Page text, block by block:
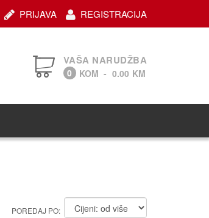
REGISTRACIJA
PRIJAVA
VAŠA NARUDŽBA
0 KOM - 0.00 KM
POREDAJ PO: